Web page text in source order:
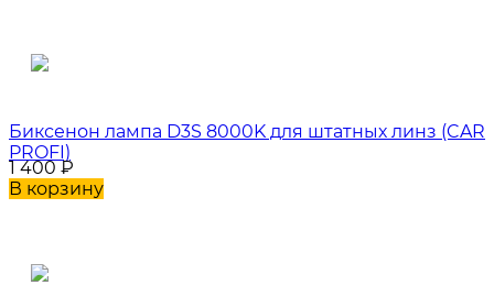
Биксенон лампа D3S 8000K для штатных линз (CAR
PROFI)
1 400₽
В корзину